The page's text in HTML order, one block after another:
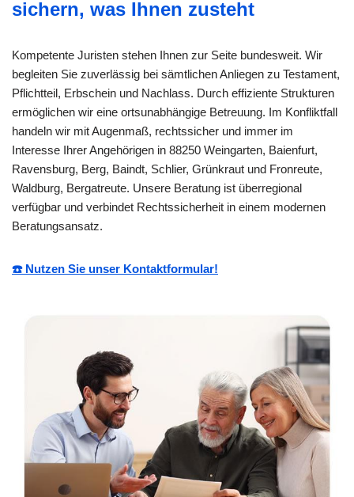
sichern, was Ihnen zusteht
Kompetente Juristen stehen Ihnen zur Seite bundesweit. Wir
begleiten Sie zuverlässig bei sämtlichen Anliegen zu Testament,
Pflichtteil, Erbschein und Nachlass. Durch effiziente Strukturen
ermöglichen wir eine ortsunabhängige Betreuung. Im Konfliktfall
handeln wir mit Augenmaß, rechtssicher und immer im
Interesse Ihrer Angehörigen in 88250 Weingarten, Baienfurt,
Ravensburg, Berg, Baindt, Schlier, Grünkraut und Fronreute,
Waldburg, Bergatreute. Unsere Beratung ist überregional
verfügbar und verbindet Rechtssicherheit in einem modernen
Beratungsansatz.
☎️ Nutzen Sie unser Kontaktformular!